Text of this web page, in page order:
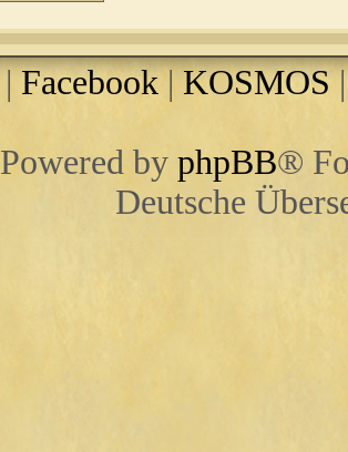
| Facebook |KOSMOS
Powered by phpBB®
Deutsche